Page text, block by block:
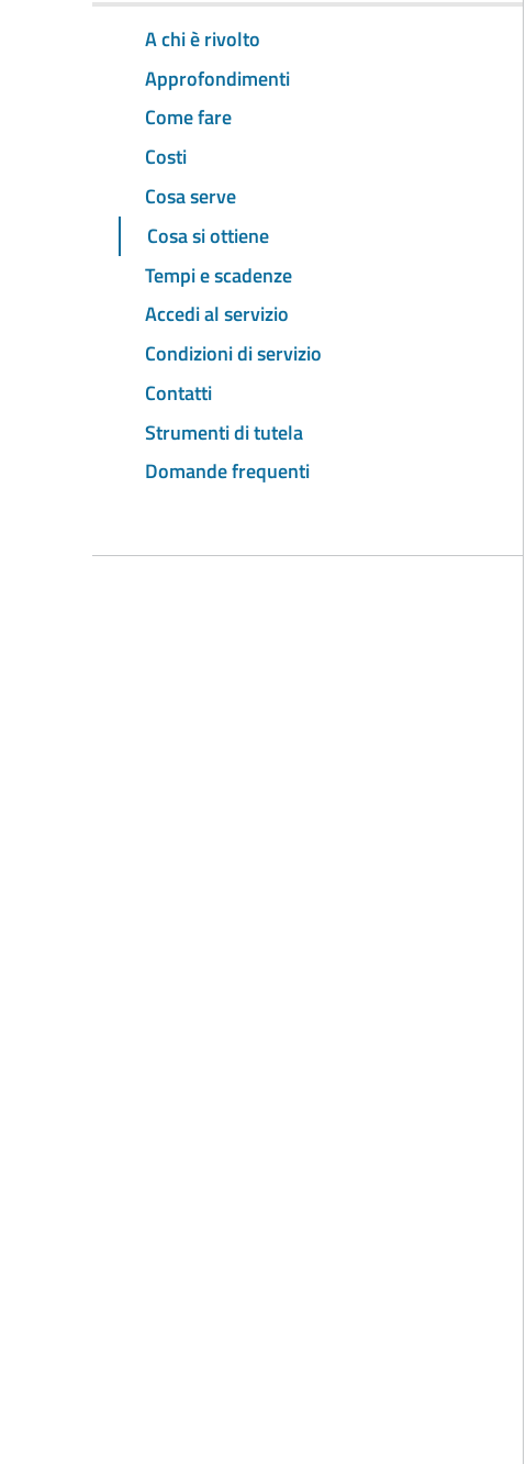
A chi è rivolto
Approfondimenti
Come fare
Costi
Cosa serve
Cosa si ottiene
Tempi e scadenze
Accedi al servizio
Condizioni di servizio
Contatti
Strumenti di tutela
Domande frequenti